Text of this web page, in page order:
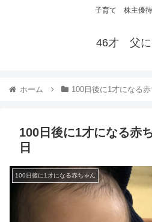
子育て 株主優
46才 父に
ホーム 100日後に1才になる
100日後に1才になる赤
日
100日後に1才になる赤ちゃん